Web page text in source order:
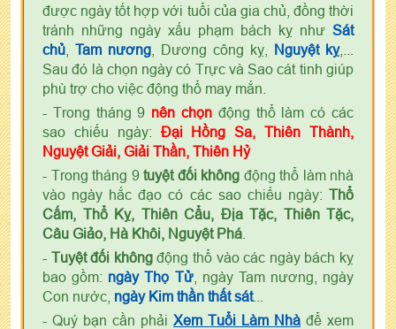
được ngày tốt hợp với tuổi của gia chủ, đồng thời
tránh những ngày xấu phạm bách kỵ như Sát
chủ
Tam nương , Dương công kỵ, Nguyệt kỵ,...
Sau đó là chọn ngày có Trực và Sao cát tinh giúp
phù trợ cho việc động thổ may mắn.
- Trong tháng 9 nên chọn động thổ làm có các
sao chiếu ngày: Đại Hồng Sa, Thiên Thành,
Nguyệt Giải, Giải Thần, Thiên Hỷ
- Trong tháng 9 tuyệt đối không động thổ làm nhà
vào ngày hắc đạo có các sao chiếu ngày: Thổ
Cấm, Thổ Kỵ, Thiên Cẩu, Địa Tặc, Thiên Tặc,
Câu Giảo, Hà Khôi, Nguyệt Phá
- Tuyệt đối khôngđộng thổ vào các ngày bách kỵ
bao gồm: ngày Thọ Tử, ngày Tam nương, ngày
Con nước, ngày Kim thần thất sát...
- Quý bạn cần phải Xem Tuổi Làm Nhà để xem